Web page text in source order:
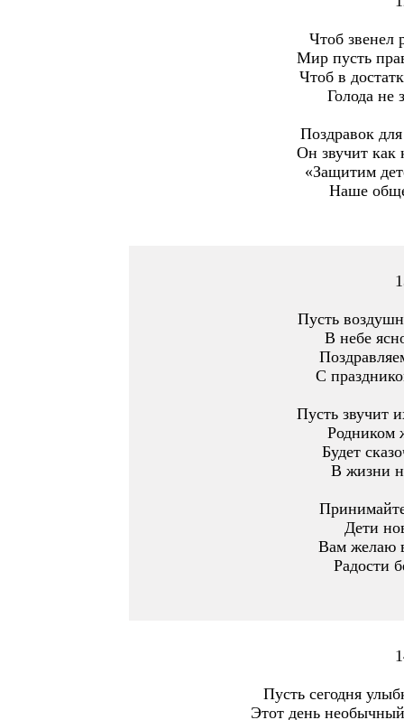
Чтоб звенел
Мир пусть
Чтоб в
Голода не
Поздравок
Он звучит как
«Защитим
Наше
Пусть
В небе
С
Пусть звучит
Родником
Будет
В жизни
Дети
Вам желаю
Радости
Пусть сегодня
Этот день